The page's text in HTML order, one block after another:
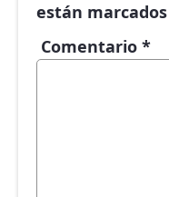
están
Comentario *